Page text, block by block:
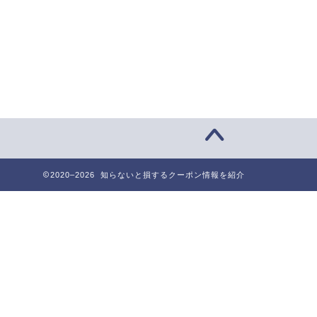
2020–2026 知らないと損するクーポン情報を紹介